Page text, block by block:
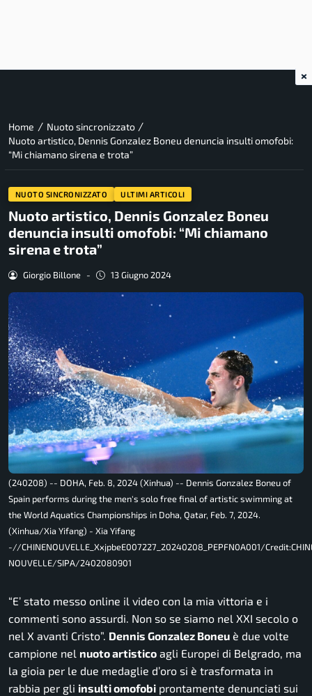
Home / Nuoto sincronizzato /
Nuoto artistico, Dennis Gonzalez Boneu denuncia insulti omofobi:
“Mi chiamano sirena e trota”
NUOTO SINCRONIZZATO ULTIMI ARTICOLI
Nuoto artistico, Dennis Gonzalez Boneu
denuncia insulti omofobi: “Mi chiamano
sirena e trota”
Giorgio Billone - 13 Giugno 2024
(240208) -- DOHA, Feb. 8, 2024 (Xinhua) -- Dennis Gonzalez Boneu of
Spain performs during the men's solo free final of artistic swimming at
the World Aquatics Championships in Doha, Qatar, Feb. 7, 2024.
(Xinhua/Xia Yifang) - Xia Yifang
-//CHINENOUVELLE_XxjpbeE007227_20240208_PEPFN0A001/
NOUVELLE/SIPA/2402080901
“E’ stato messo online il video con la mia vittoria e i
commenti sono assurdi. Non so se siamo nel XXI secolo o
nel X avanti Cristo”. Dennis Gonzalez Boneu è due volte
campione nel nuoto artistico agli Europei di Belgrado, ma
la gioia per le due medaglie d’oro si è trasformata in
rabbia per gli insulti omofobi prontamente denunciati sui
×